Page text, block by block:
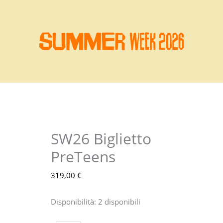
SW26 Biglietto
PreTeens
319,00 €
Disponibilità: 2 disponibili
SW26
PreTeens
quantità